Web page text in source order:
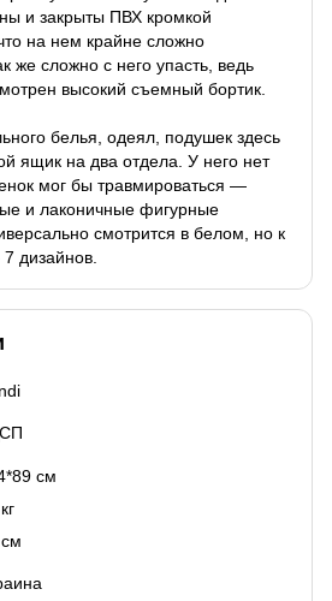
и закрыты ПВХ кромкой
на нем крайне сложно
же сложно с него упасть, ведь
высокий съемный бортик.
белья, одеял, подушек здесь
ящик на два отдела. У него нет
мог бы травмироваться —
и лаконичные фигурные
смотрится в белом, но к
дизайнов.
см